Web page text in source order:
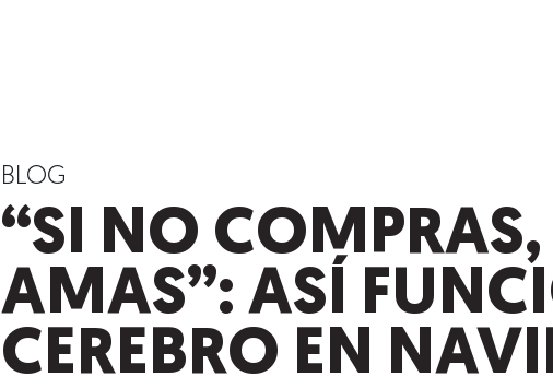
BLOG
“SI NO
AMAS”: ASÍ
CEREBRO EN